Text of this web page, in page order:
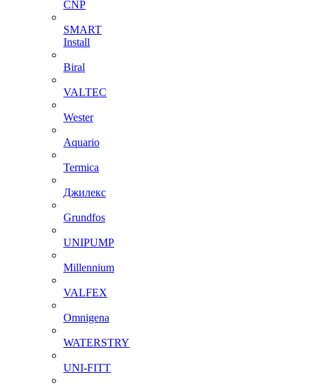
CNP
SMART
Install
Biral
VALTEC
Wester
Aquario
Termica
Джилекс
Grundfos
UNIPUMP
Millennium
VALFEX
Omnigena
WATERSTRY
UNI-FITT